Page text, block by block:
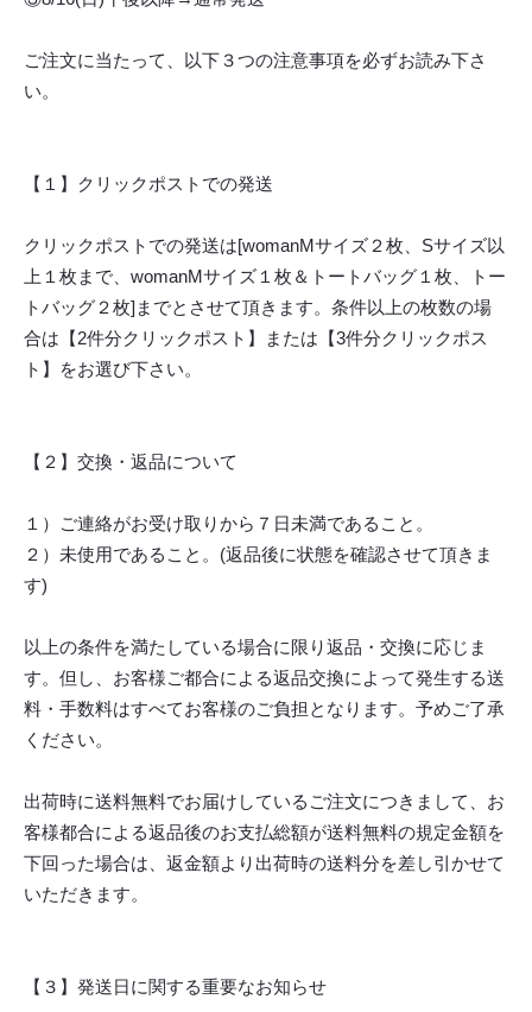
ご注文に当たって、以下３つの注意事項を必ずお読み下さ
い。
【１】クリックポストでの発送
クリックポストでの発送は[womanMサイズ２枚、Sサイズ以
上１枚まで、womanMサイズ１枚＆トートバッグ１枚、トー
トバッグ２枚]までとさせて頂きます。条件以上の枚数の場
合は【2件分クリックポスト】または【3件分クリックポス
ト】をお選び下さい。
【２】交換・返品について
１）ご連絡がお受け取りから７日未満であること。
２）未使用であること。(返品後に状態を確認させて頂きま
す)
以上の条件を満たしている場合に限り返品・交換に応じま
す。但し、お客様ご都合による返品交換によって発生する送
料・手数料はすべてお客様のご負担となります。予めご了承
ください。
出荷時に送料無料でお届けしているご注文につきまして、お
客様都合による返品後のお支払総額が送料無料の規定金額を
下回った場合は、返金額より出荷時の送料分を差し引かせて
いただきます。
【３】発送日に関する重要なお知らせ